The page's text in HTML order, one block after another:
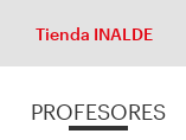
Tienda INALDE
PROFESORES